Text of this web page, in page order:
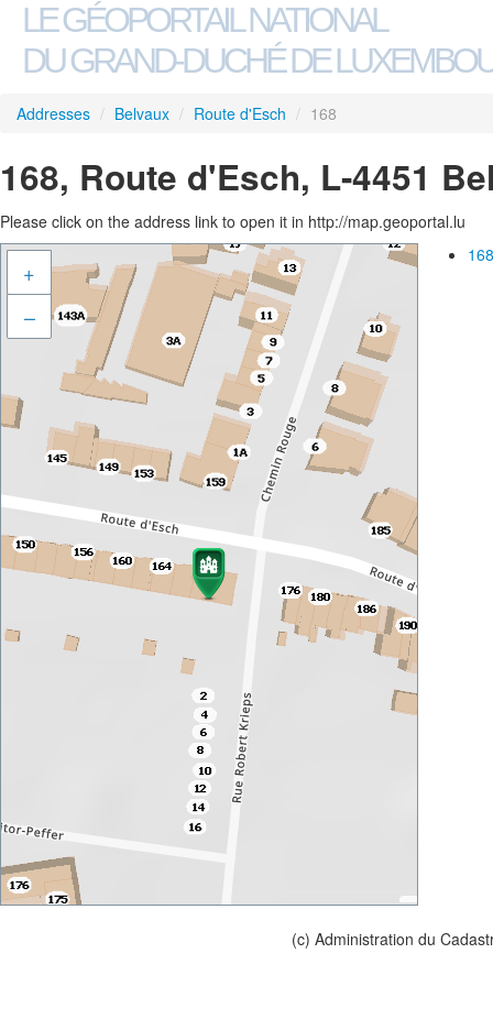
LE GÉOPORTAIL NATIONAL
DU GRAND-DUCHÉ DE
Addresses / Belvaux / Route d'Esch / 168
168, Route d'Esch, L-4451
Please click on the address link to open it in http://map.geoportal.lu
+
–
(c) Administration du